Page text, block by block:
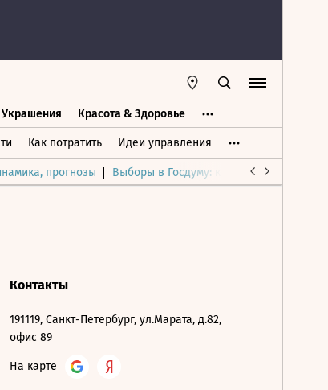
Красота & Здоровье
Как потратить Идеи управления
& Украшения Дом & Интерьер
прогнозы
Выборы в Госдуму: каким был и будет
Контакты
191119, Санкт-Петербург, ул.Марата, д.82,
офис 89
На карте